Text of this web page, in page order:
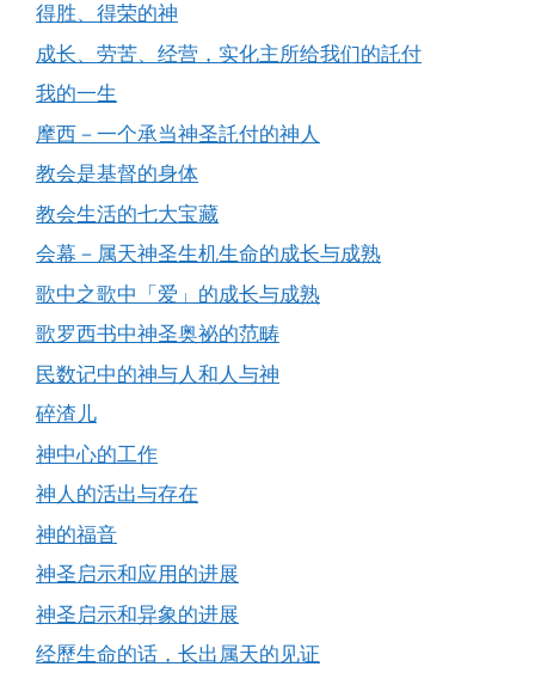
得胜、得荣的神
成长、劳苦、经营，实化主所给我们的託付
我的一生
摩西－一个承当神圣託付的神人
教会是基督的身体
教会生活的七大宝藏
会幕－属天神圣生机生命的成长与成熟
歌中之歌中「爱」的成长与成熟
歌罗西书中神圣奥祕的范畴
民数记中的神与人和人与神
碎渣儿
神中心的工作
神人的活出与存在
神的福音
神圣启示和应用的进展
神圣启示和异象的进展
经歷生命的话，长出属天的见证